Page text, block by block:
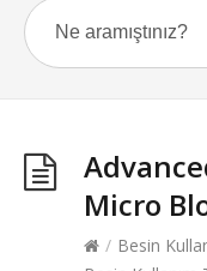
Micro
/ Besin